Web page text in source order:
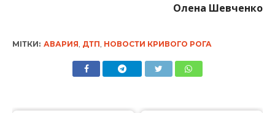
Олена Шевченко
МІТКИ: АВАРИЯ ДТП НОВОСТИ КРИВОГО РОГА